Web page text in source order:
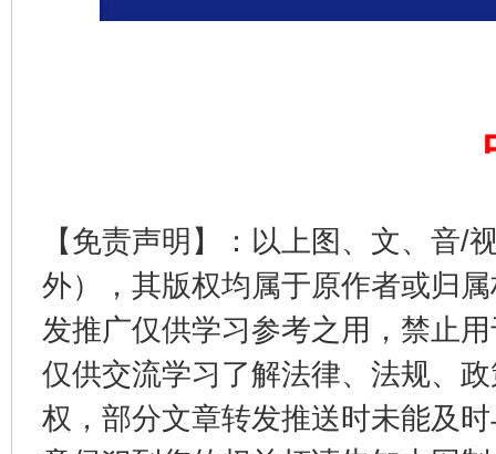
【免责声明】：以上图、文、音/
外），其版权均属于原作者或归
发推广仅供学习参考之用，禁止
仅供交流学习了解法律、法规、
权，部分文章转发推送时未能及
东山县通报“牛蛙产品抗生素超标问题”